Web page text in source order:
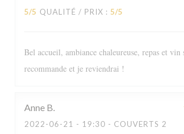
5/5 QUALITÉ / PRIX : 5/5
Bel accueil, ambiance chaleureuse, repas et vin
recommande et je reviendrai !
Anne B
2022-06-21 - 19:30 - COUVERTS 2